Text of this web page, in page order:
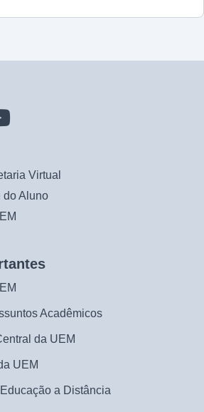
Virtual
do Aluno
Acadêmicos
da UEM
UEM
a Distância